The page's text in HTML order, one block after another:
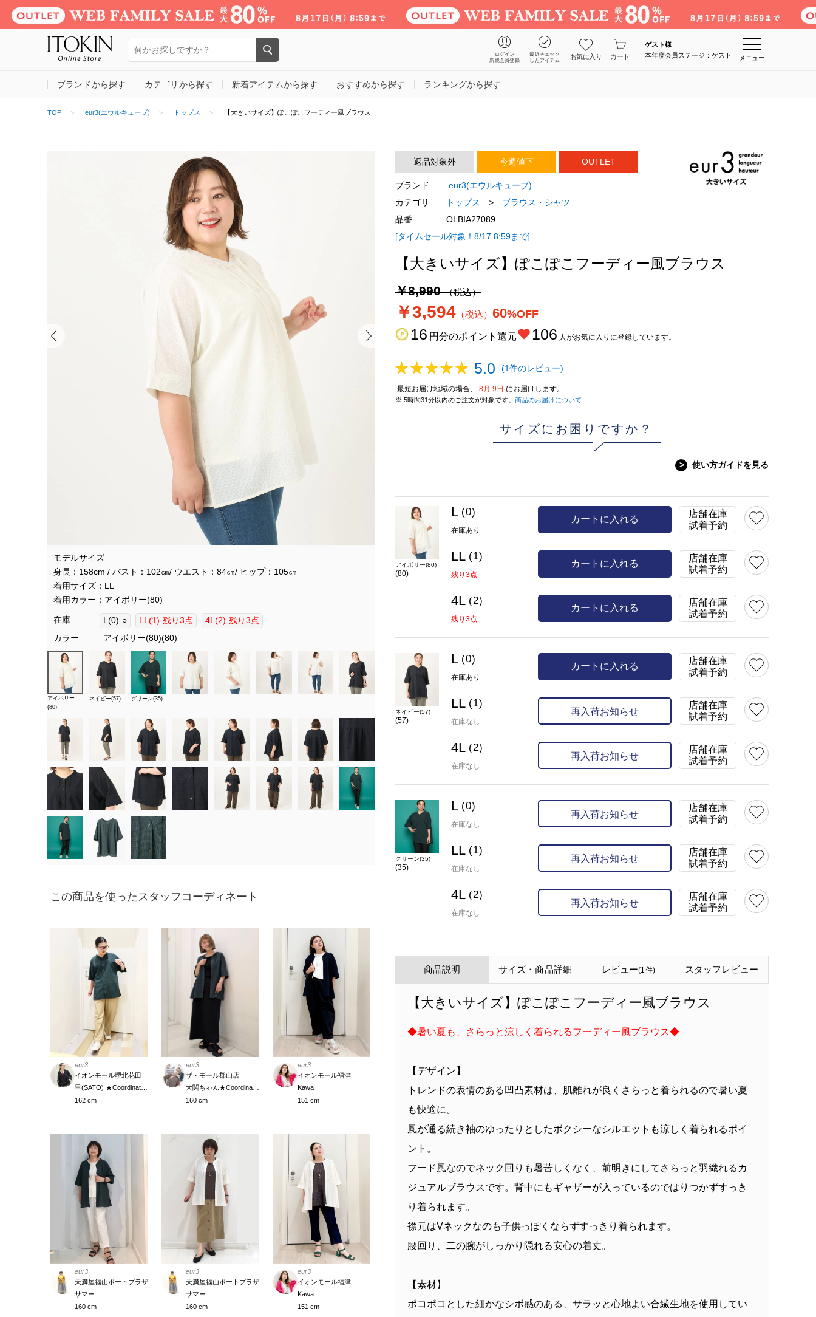
ログイン
新規会員登録
最近チェック
したアイテム
お気に入り カート
ゲスト様
本年度会員ステージ：ゲスト
メニュー
ブランドから探す カテゴリから探す 新着アイテムから探す おすすめから探す ランキングから探す
TOP eur3(エウルキューブ) トップス 【大きいサイズ】ぽこぽこフーディー風ブラウス
モデルサイズ
身長：158cm / バスト：102㎝/ ウエスト：84㎝/ ヒップ：105㎝
着用サイズ：LL
着用カラー：アイボリー(80)
在庫 L(0) ○ LL(1) 残り3点 4L(2) 残り3点
カラー
アイボリー(80)(80)
モデルサイズ
身長：167㎝ バスト：88cm ウエスト：68cm ヒップ：97cm
着用カラー：ネイビー(57)
○ LL(1)
カラー
ネイビー(57)(57)
モデルサイズ
身長：167㎝ バスト：
着用カラー：グリーン(35)
在庫 L(0)
カラー
グリーン
アイボリー
(80)
ネイビー(57) グリーン(35)
この商品を使ったスタッフコーディネート
eur3
イオンモール堺北花田
162 cm
eur3
ザ・モール郡山店
160 cm
eur3
イオンモール福津
Kawa
151 cm
eur3
天満屋福山ポートプラザ
サマー
160 cm
eur3
天満屋福山ポートプラザ
サマー
160 cm
eur3
イオンモール福津
Kawa
151 cm
返品対象外 今週値下 OUTLET
ブランド
eur3(エウルキューブ)
カテゴリ
トップス >
ブラウス・シャツ
品番
OLBIA27089
[タイムセール対象！8/17 8:59まで]
【大きいサイズ】ぽこぽこフーディー風ブラウス
￥8,990（税込）
￥3,594 （税込） 60%OFF
16 円分のポイント還元 106 人がお気に入りに登録しています。
5.0 (1件のレビュー)
最短お届け地域の場合、 8月 9日 にお届けします。
※ 5時間31分以内のご注文が対象です。 商品のお届けについて
サイズにお困りですか？
> 使い方ガイドを見る
アイボリー(80)
(80)
L (0)
在庫あり
カートに入れる
店舗在庫
試着予約
LL (1)
残り3点
カートに入れる
店舗在庫
試着予約
4L (2)
残り3点
カートに入れる
店舗在庫
試着予約
ネイビー(57)
(57)
L (0)
在庫あり
カートに入れる
店舗在庫
試着予約
LL (1)
在庫なし
再入荷お知らせ
店舗在庫
試着予約
4L (2)
在庫なし
再入荷お知らせ
店舗在庫
試着予約
グリーン(35)
(35)
L (0)
在庫なし
再入荷お知らせ
店舗在庫
試着予約
LL (1)
在庫なし
再入荷お知らせ
店舗在庫
試着予約
4L (2)
在庫なし
再入荷お知らせ
店舗在庫
試着予約
商品説明 サイズ・商品詳細 レビュー(1件) スタッフ レビュー
【大きいサイズ】ぽこぽこフーディー風ブラウス
◆暑い夏も、さらっと涼しく着られるフーディー風ブラウス◆
【デザイン】
トレンドの表情のある凹凸素材は、肌離れが良くさらっと着られるので暑い夏
も快適に。
風が通る続き袖のゆったりとしたボクシーなシルエットも涼しく着られるポイ
ント。
フード風なのでネック回りも暑苦しくなく、前明きにしてさらっと羽織れるカ
ジュアルブラウスです。背中にもギャザーが入っているのではりつかずすっき
り着られます。
襟元はVネックなのも子供っぽくならずすっきり着られます。
腰回り、二の腕がしっかり隠れる安心の着丈。
【素材】
ポコポコとした細かなシボ感のある、サラッと心地よい合繊生地を使用してい